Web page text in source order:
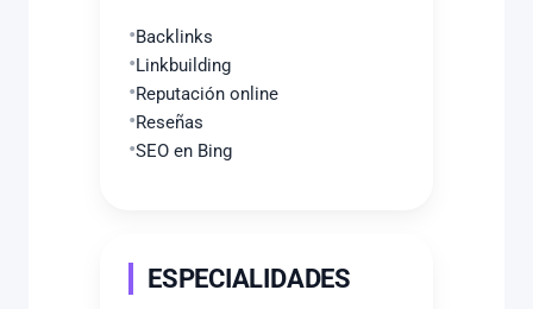
Backlinks
Linkbuilding
Reputación online
Reseñas
SEO en Bing
ESPECIALIDADES